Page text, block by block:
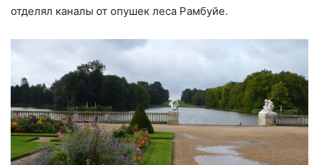
отделял каналы от опушек леса Рамбуйе.